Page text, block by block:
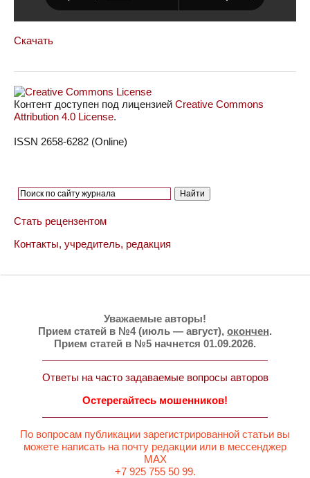
Скачать
Контент доступен под лицензией Creative Commons
Attribution 4.0 License.
ISSN 2658-6282 (Online)
Стать рецензентом
Контакты, учредитель, редакция
Уважаемые авторы!
Прием статей в №4 (июль — август), окончен.
Прием статей в №5 начнется 01.09.2026.
Ответы на часто задаваемые вопросы авторов
Остерегайтесь мошенников!
По вопросам публикации зарегистрированной статьи вы
можете написать на почту редакции или в мессенджер
MAX
+7 925 755 50 99.